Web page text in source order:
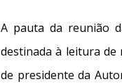
A pauta da reunião
destinada à leitura de
de presidente da